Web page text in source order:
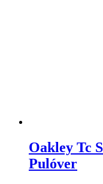
Oakley Tc
Pulóver